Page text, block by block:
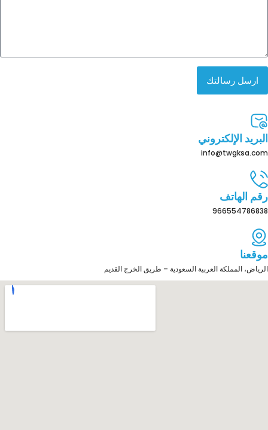
ارسل رسالتك
البريد الإلكتروني
info@twgksa.com
رقم الهاتف
966554786838
موقعنا
الرياض، المملكة العربية السعودية – طريق الخرج القديم